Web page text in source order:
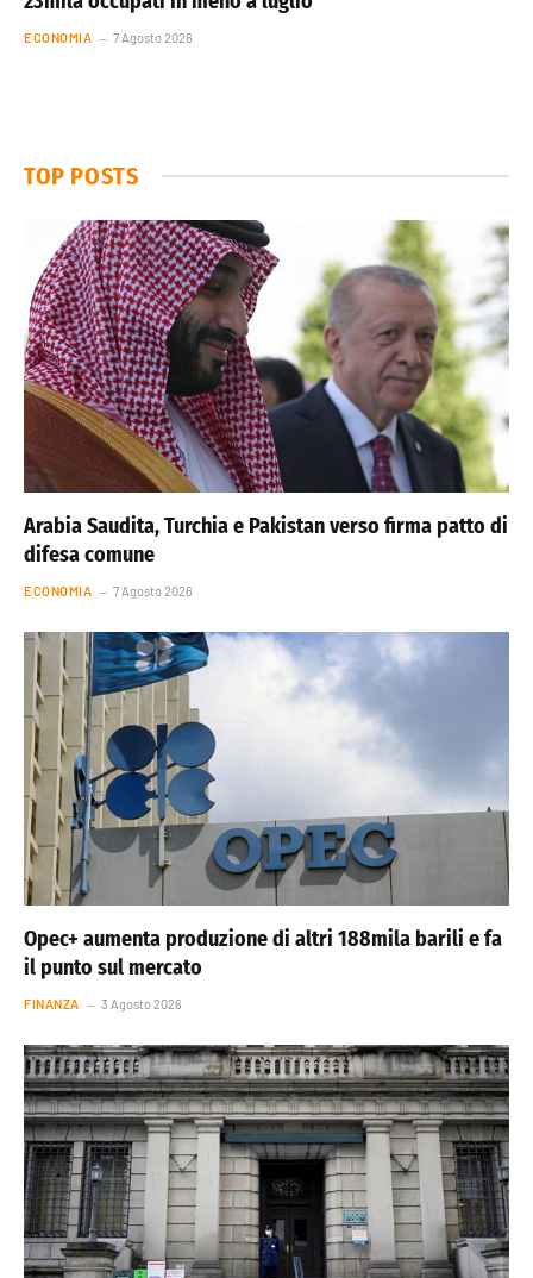
ECONOMIA 7 Agosto 2026
TOP POSTS
Arabia Saudita, Turchia e Pakistan verso firma patto di
difesa comune
ECONOMIA 7 Agosto 2026
Opec+ aumenta produzione di altri 188mila barili e fa
il punto sul mercato
FINANZA 3 Agosto 2026